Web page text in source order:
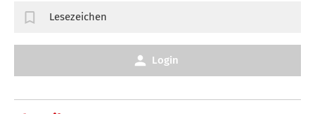
Lesezeichen
Login